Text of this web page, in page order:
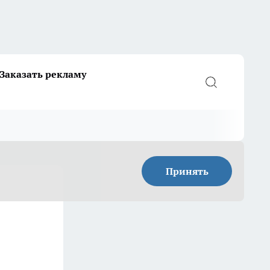
Заказать рекламу
Принять